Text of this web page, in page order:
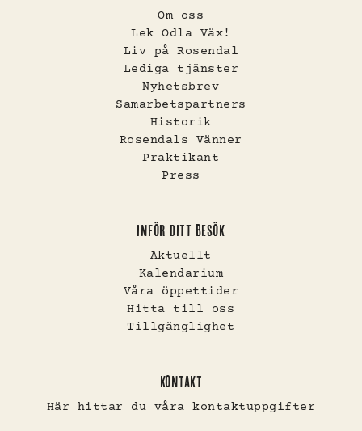
Om oss
Lek Odla Väx!
Liv på Rosendal
Lediga tjänster
Nyhetsbrev
Samarbetspartners
Historik
Rosendals Vänner
Praktikant
Press
INFÖR DITT BESÖK
Aktuellt
Kalendarium
Våra öppettider
Hitta till oss
Tillgänglighet
KONTAKT
Här hittar du våra kontaktuppgifter